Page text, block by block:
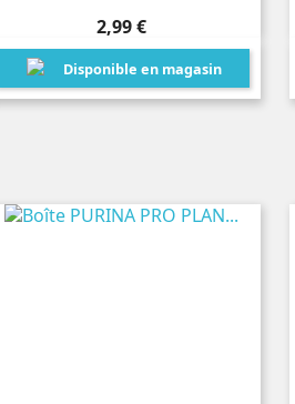
Prix
2,99 €
Disponible en magasin